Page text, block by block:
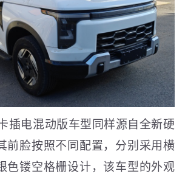
插电混动版车型同样源自全新硬
前脸按照不同配置，分别采用横
色镂空格栅设计，该车型的外观